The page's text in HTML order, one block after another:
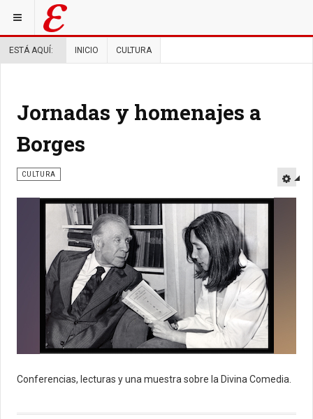
ESTÁ AQUÍ: INICIO CULTURA
Jornadas y homenajes a
Borges
CULTURA
Conferencias, lecturas y una muestra sobre la Divina Comedia.